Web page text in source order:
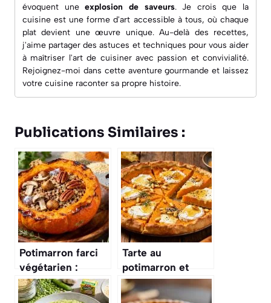
évoquent uneexplosion de saveurs. Je crois que la
cuisine est une forme d'art accessible à tous, où chaque
plat devient une œuvre unique. Au-delà des recettes,
j'aime partager des astuces et techniques pour vous aider
à maîtriser l'art de cuisiner avec passion et convivialité.
Rejoignez-moi dans cette aventure gourmande et laissez
votre cuisine raconter sa propre histoire.
Publications Similaires :
Potimarron farci
végétarien :
recette délicieuse
et saine
Tarte au
potimarron et
chèvre : une
recette automnale